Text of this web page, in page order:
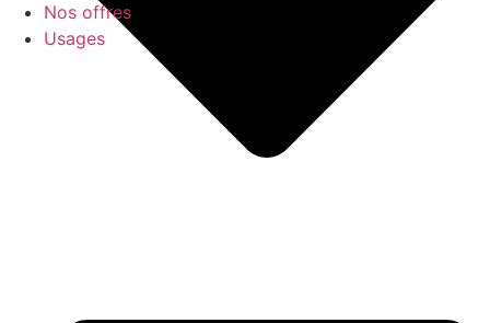
Nos offres
Usages